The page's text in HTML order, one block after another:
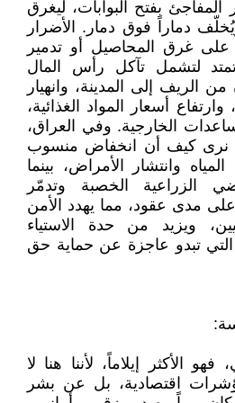
المفاجئ بفتح البوابات، ليغرق
دماراً فوق دمار. الأضرار
على غرق المحاصيل أو تدمير
لتشمل تآكل رأس المال
الريف إلى المدينة، وانهيار
أسعار المواد الغذائية،
الخارجية. وفي العراق،
نرى كيف أن انخفاض منسوب
وانتشار الأمراض، بينما
الزراعية الخصبة وتدمّر
مدى عقود، مما يهدد الأمن
ويزيد من حدة الاستياء
تبدو عاجزة عن حماية حق
الأكثر إيلاماً، لأننا هنا لا
اقتصادية، بل عن بشر